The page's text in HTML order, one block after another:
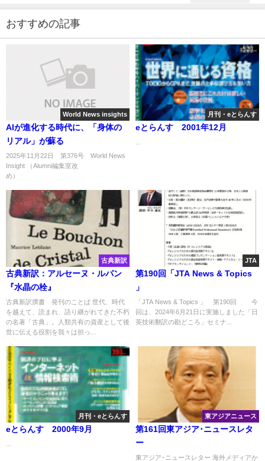
おすすめの記事
World News insights
AIが進化する時代に、「身体の
リアル」が蘇る
2025年11月22日 第376号 World News
Insight （Alumni編集室改
め） ...
月刊・eとらんす
eとらんす 2001年12月
古典新訳
古典新訳：アルセーヌ・ルパン
『水晶の栓』
古典新訳撰書 発刊のことば 世代、時代
を越えて、読まれ、語り継がれてきた不朽
の名著「古典」。人類共有の資産として後
世に伝える役割を我々は担っ...
JTA
第190回「JTA News & Topics
」
「JTA News & Topics 」 第190回 今
回は、2024年6月21日に実施しました「日
英技術翻訳の勘どころ」セミナ...
月刊・eとらんす
eとらんす 2000年9月
東アジアニュース
第161回東アジア･ニュースレタ
ー
東アジア･ニュースレター 海外メディアか